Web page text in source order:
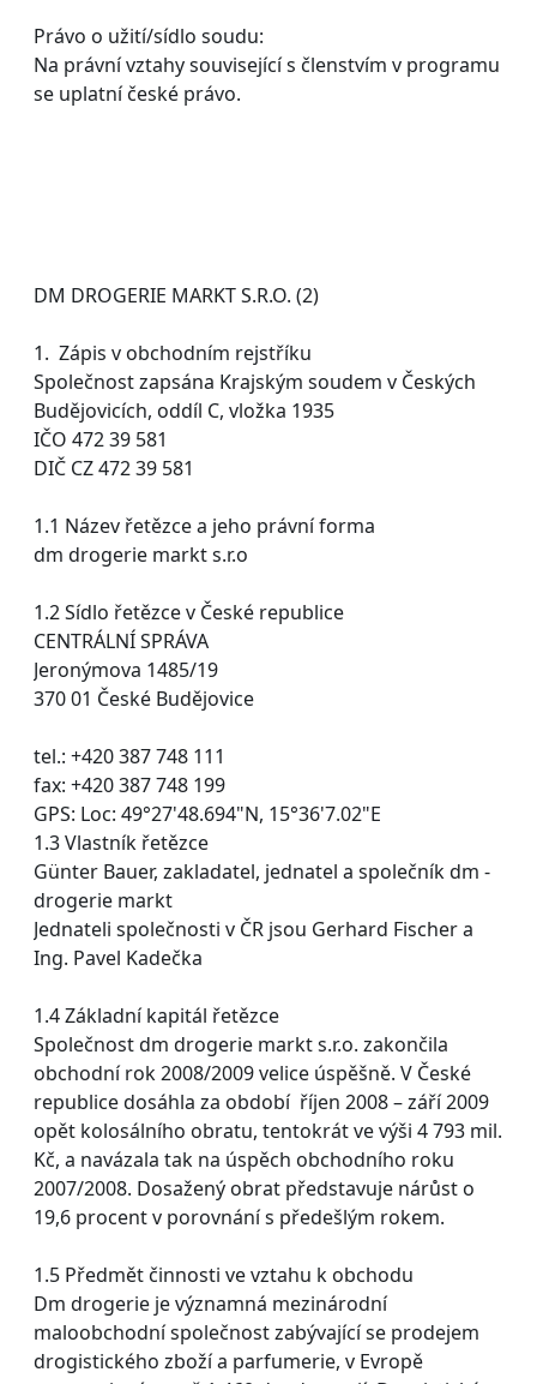
Právo o užití/sídlo soudu:
Na právní vztahy související s členstvím v programu
se uplatní české právo.
DM DROGERIE MARKT S.R.O. (2)
1. Zápis v obchodním rejstříku
Společnost zapsána Krajským soudem v Českých
Budějovicích, oddíl C, vložka 1935
IČO 472 39 581
DIČ CZ 472 39 581
1.1 Název řetězce a jeho právní forma
dm drogerie markt s.r.o
1.2 Sídlo řetězce v České republice
CENTRÁLNÍ SPRÁVA
Jeronýmova 1485/19
370 01 České Budějovice
tel.: +420 387 748 111
fax: +420 387 748 199
GPS: Loc: 49°27'48.694"N, 15°36'7.02"E
1.3 Vlastník řetězce
Günter Bauer, zakladatel, jednatel a společník dm -
drogerie markt
Jednateli společnosti v ČR jsou Gerhard Fischer a
Ing. Pavel Kadečka
1.4 Základní kapitál řetězce
Společnost dm drogerie markt s.r.o. zakončila
obchodní rok 2008/2009 velice úspěšně. V České
republice dosáhla za období říjen 2008 – září 2009
opět kolosálního obratu, tentokrát ve výši 4 793 mil.
Kč, a navázala tak na úspěch obchodního roku
2007/2008. Dosažený obrat představuje nárůst o
19,6 procent v porovnání s předešlým rokem.
1.5 Předmět činnosti ve vztahu k obchodu
Dm drogerie je významná mezinárodní
maloobchodní společnost zabývající se prodejem
drogistického zboží a parfumerie, v Evropě